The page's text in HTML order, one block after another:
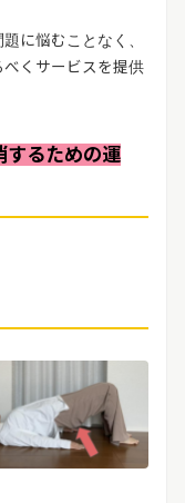
に悩むことなく、
くサービスを提供
するための運